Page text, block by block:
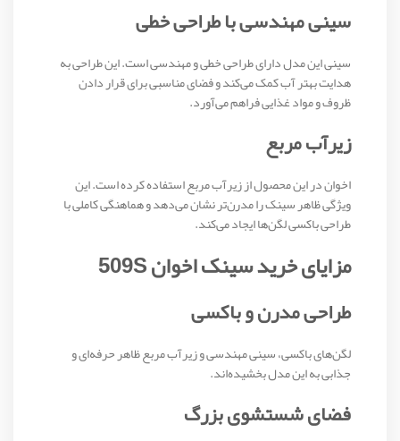
سینی مهندسی با طراحی خطی
سینی این مدل دارای طراحی خطی و مهندسی است. این طراحی به
هدایت بهتر آب کمک می‌کند و فضای مناسبی برای قرار دادن
ظروف و مواد غذایی فراهم می‌آورد.
زیرآب مربع
اخوان در این محصول از زیرآب مربع استفاده کرده است. این
ویژگی ظاهر سینک را مدرن‌تر نشان می‌دهد و هماهنگی کاملی با
طراحی باکسی لگن‌ها ایجاد می‌کند.
مزایای خرید سینک اخوان 509S
طراحی مدرن و باکسی
لگن‌های باکسی، سینی مهندسی و زیرآب مربع ظاهر حرفه‌ای و
جذابی به این مدل بخشیده‌اند.
فضای شستشوی بزرگ